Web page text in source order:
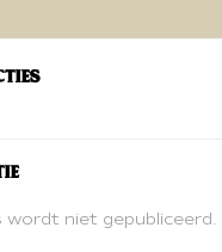
wordt niet gepubliceerd.